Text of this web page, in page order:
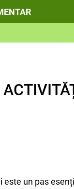
un pas